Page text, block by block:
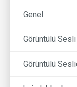
Genel
Görüntülü
Görüntülü